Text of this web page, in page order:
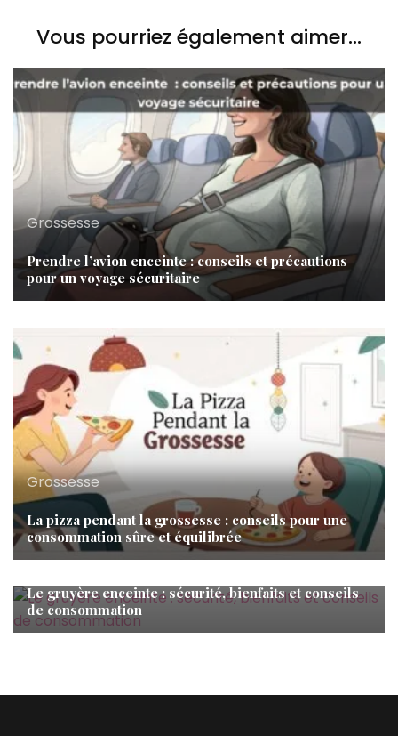
Vous pourriez également aimer...
Grossesse
Prendre l’avion enceinte : conseils et précautions
pour un voyage sécuritaire
Grossesse
La pizza pendant la grossesse : conseils pour une
consommation sûre et équilibrée
Grossesse
Le gruyère enceinte : sécurité, bienfaits et conseils
de consommation